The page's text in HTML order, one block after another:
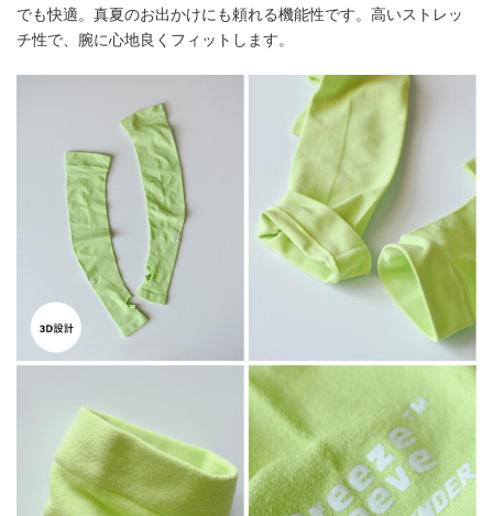
でも快適。真夏のお出かけにも頼れる機能性です。高いストレッ
チ性で、腕に心地良くフィットします。